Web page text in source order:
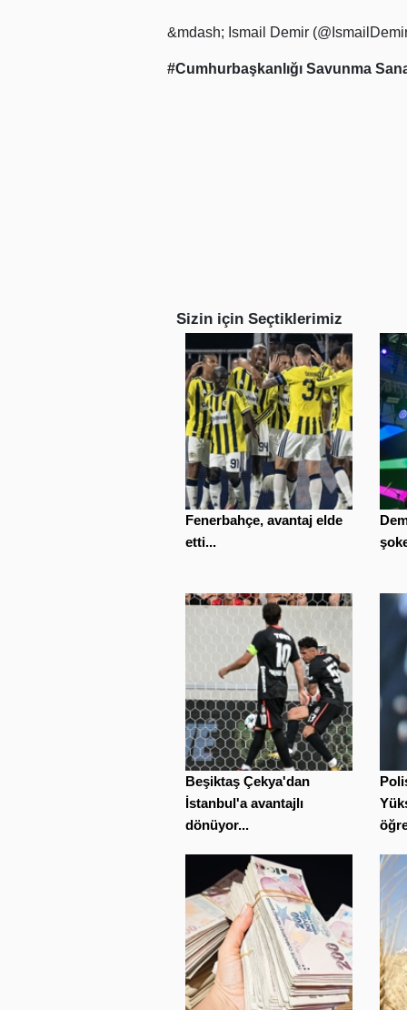
&mdash; Ismail Demir
#Cumhurbaşkanlığı Savunma
Sizin için Seçtiklerimiz
Fenerbahçe, avantaj elde
etti...
Beşiktaş Çekya'dan
İstanbul'a avantajlı
dönüyor...